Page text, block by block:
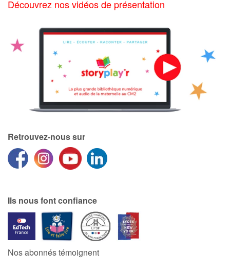
En famille
Quotidien et loisirs
Amour et amitié
Sujets de société
Formats et illustrations
Catalogue anglais
Découvrez nos vidéos de présentation
Retrouvez-nous sur
Ils nous font confiance
Nos abonnés témoignent